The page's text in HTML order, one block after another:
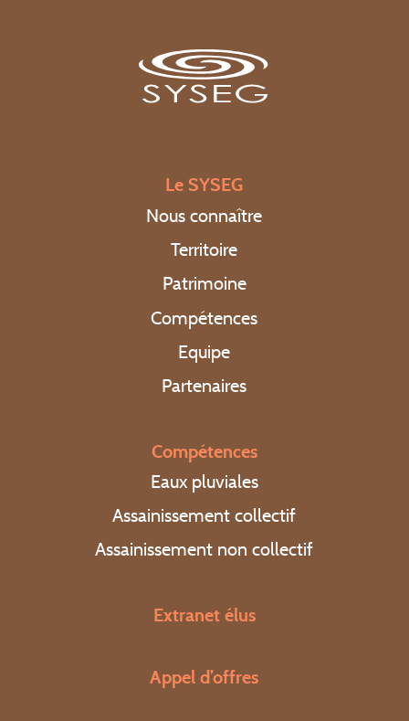
Le SYSEG
Nous connaître
Territoire
Patrimoine
Compétences
Equipe
Partenaires
Compétences
Eaux pluviales
Assainissement collectif
Assainissement non collectif
Extranet élus
Appel d’offres